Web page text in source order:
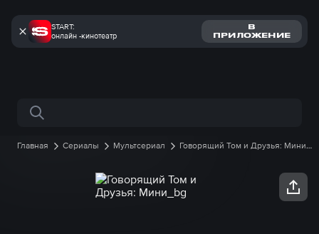
START:
онлайн -кинотеатр
В
ПРИЛОЖЕНИЕ
Поиск по сайту
Главная Сериалы Мультсериал
Говорящий Том и Друзья: Мини